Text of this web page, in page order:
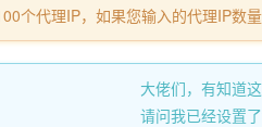
个代理IP，如果您输入的代理IP数
大佬们，有知道
请问我已经设置